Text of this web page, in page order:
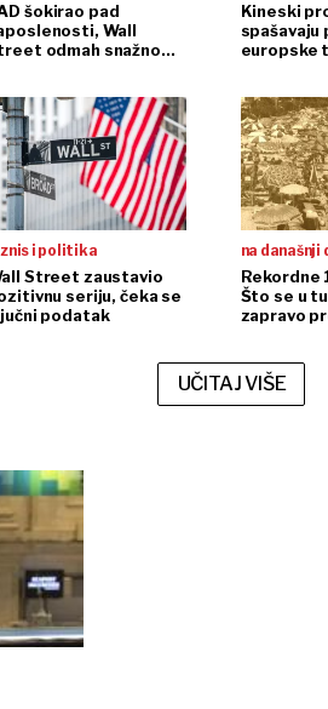
šokirao pad
Wall
odmah snažno
Kineski
spašavaju
europske
i politika
Street zaustavio
seriju, čeka se
podatak
na današnji
Rekordne
Što se u
zapravo
UČITAJ VIŠE